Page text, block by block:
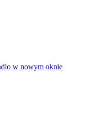
w nowym oknie